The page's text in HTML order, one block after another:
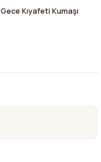
Gece Kıyafeti Kumaşı